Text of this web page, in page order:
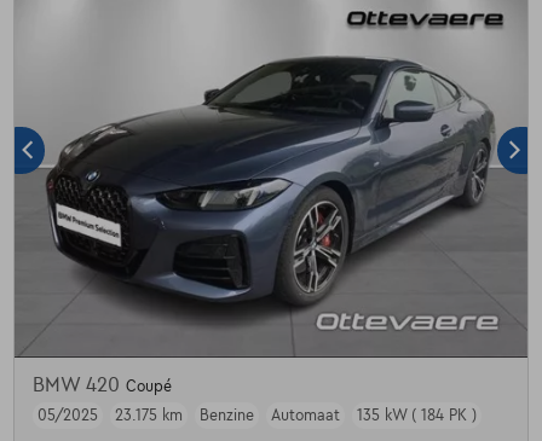
BMW 420 Coupé
05/2025
23.175 km Benzine Automaat 135 kW ( 184 PK )